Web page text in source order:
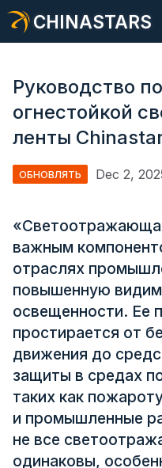
CHINASTARS
Светоотражающий
Модная
Светящийся в
Промышленная
О КИНАССТАРС
Новый продукт
Сертификат
Каталог
Видео
Руководство
огнестойкой
ленты
ОБНОВЛЯТЬ Dec 2,
важным
отраслях
повышенную
освещенности. Ее
простирается от
движения до
защиты в средах
таких как
и промышленные
не все
одинаковы,